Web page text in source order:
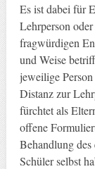
Es ist dabei für
Lehrperson
fragwürdigen
und Weise
jeweilige
Distanz zur
fürchtet als
offene
Behandlung
Schüler selbst